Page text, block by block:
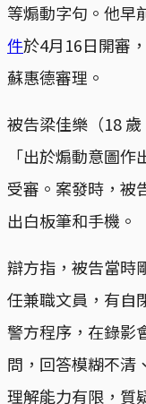
等煽動字句。他早
件於4月16日開審
蘇惠德審理。
被告梁佳樂（18
「出於煽動意圖
受審。案發時，被
出白板筆和手機。
辯方指，被告當時
任兼職文員，有自
警方程序，在錄影
問，回答模糊不清
理解能力有限，質